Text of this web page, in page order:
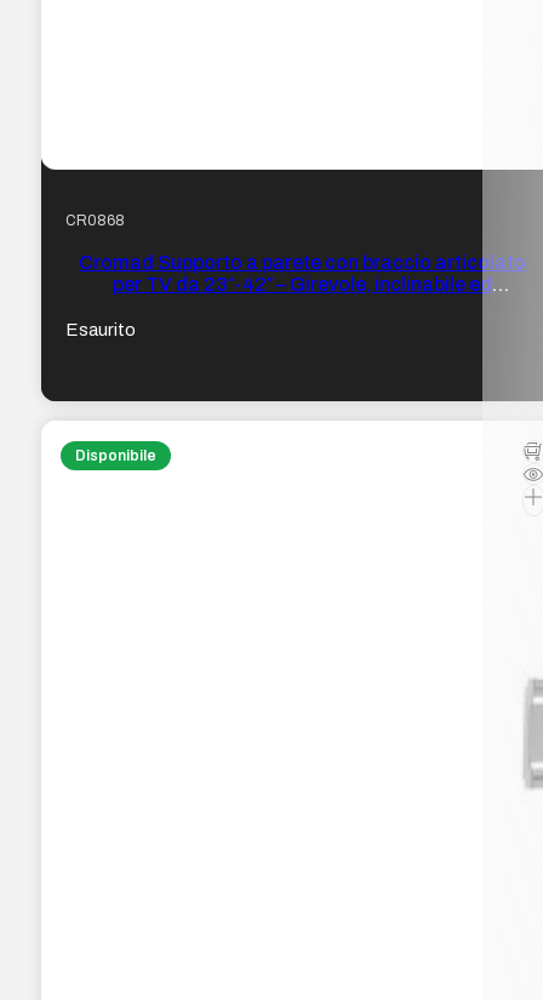
CR0868
Cromad Supporto a parete con braccio articolato
per TV da 23″-42″ – Girevole, inclinabile ed
Esaurito
Disponibile